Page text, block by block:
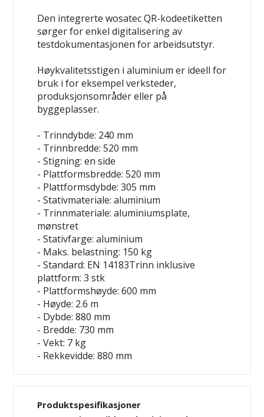
Den integrerte wosatec QR-kodeetiketten
sørger for enkel digitalisering av
testdokumentasjonen for arbeidsutstyr.
Høykvalitetsstigen i aluminium er ideell for
bruk i for eksempel verksteder,
produksjonsområder eller på
byggeplasser.
- Trinndybde: 240 mm
- Trinnbredde: 520 mm
- Stigning: en side
- Plattformsbredde: 520 mm
- Plattformsdybde: 305 mm
- Stativmateriale: aluminium
- Trinnmateriale: aluminiumsplate,
mønstret
- Stativfarge: aluminium
- Maks. belastning: 150 kg
- Standard: EN 14183Trinn inklusive
plattform: 3 stk
- Plattformshøyde: 600 mm
- Høyde: 2.6 m
- Dybde: 880 mm
- Bredde: 730 mm
- Vekt: 7 kg
- Rekkevidde: 880 mm
Produktspesifikasjoner